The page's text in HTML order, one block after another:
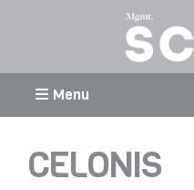
Menu
CELONIS